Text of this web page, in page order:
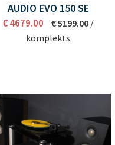
AUDIO EVO 150 SE
€ 4679.00 € 5199.00/
komplekts